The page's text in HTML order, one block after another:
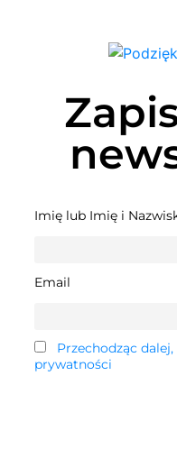
Imię lub Imię i
Email
Przechodząc
prywatności